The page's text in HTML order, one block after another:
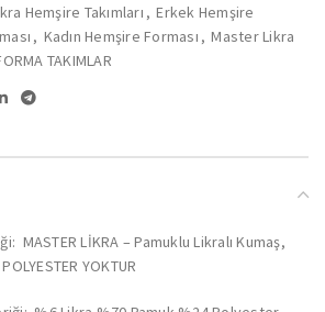
Hemşire Takımları , Erkek Hemşire
, Kadın Hemşire Forması , Master Likra
TAKIMLAR
MASTER LİKRA – Pamuklu Likralı Kumaş,
YOKTUR